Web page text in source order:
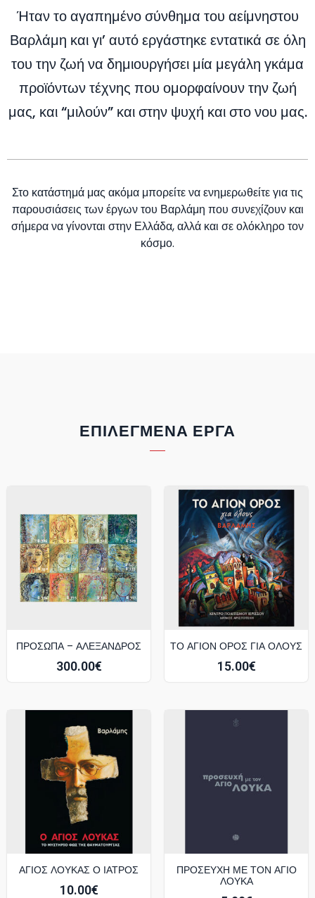
Ήταν το αγαπημένο σύνθημα του αείμνηστου
Βαρλάμη και γι’ αυτό εργάστηκε εντατικά σε όλη
του την ζωή να δημιουργήσει μία μεγάλη γκάμα
προϊόντων τέχνης που ομορφαίνουν την ζωή
μας, και “μιλούν” και στην ψυχή και στο νου μας.
Στο κατάστημά μας ακόμα μπορείτε να ενημερωθείτε για τις
παρουσιάσεις των έργων του Βαρλάμη που συνεχίζουν και
σήμερα να γίνονται στην Ελλάδα, αλλά και σε ολόκληρο τον
κόσμο.
ΕΠΙΛΕΓΜΈΝΑ ΈΡΓΑ
ΠΡΌΣΩΠΑ – ΑΛΈΞΑΝΔΡΟΣ
300.00€
ΤΟ ΑΓΙΟΝ ΟΡΟΣ ΓΙΑ ΟΛΟΥΣ
15.00€
ΑΓΙΟΣ ΛΟΥΚΑΣ Ο ΙΑΤΡΟΣ
10.00€
ΠΡΟΣΕΥΧΗ ΜΕ ΤΟΝ ΑΓΙΟ
ΛΟΥΚΑ